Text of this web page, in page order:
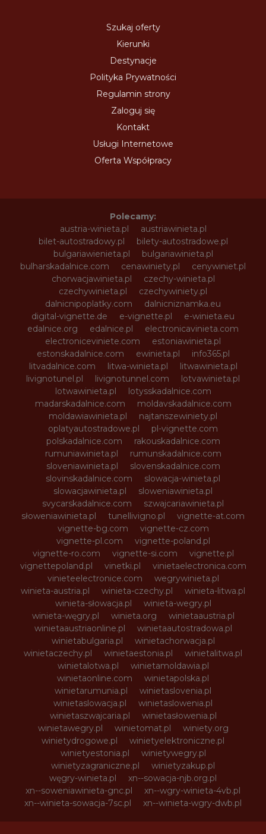
Szukaj oferty
Kierunki
Destynacje
Polityka Prywatności
Regulamin strony
Zaloguj się
Kontakt
Usługi Internetowe
Oferta Współpracy
Polecamy:
austria-winieta.pl
austriawinieta.pl
bilet-autostradowy.pl
bilety-autostradowe.pl
bulgariawienieta.pl
bulgariawinieta.pl
bulharskadalnice.com
cenawiniety.pl
cenywiniet.pl
chorwacjawinieta.pl
czechy-winieta.pl
czechywinieta.pl
czechywiniety.pl
dalnicnipoplatky.com
dalnicniznamka.eu
digital-vignette.de
e-vignette.pl
e-winieta.eu
edalnice.org
edalnice.pl
electronicavinieta.com
electroniceviniete.com
estoniawinieta.pl
estonskadalnice.com
ewinieta.pl
info365.pl
litvadalnice.com
litwa-winieta.pl
litwawinieta.pl
livignotunel.pl
livignotunnel.com
lotvawinieta.pl
lotwawinieta.pl
lotysskadalnice.com
madarskadalnice.com
moldavskadalnice.com
moldawiawinieta.pl
najtanszewiniety.pl
oplatyautostradowe.pl
pl-vignette.com
polskadalnice.com
rakouskadalnice.com
rumuniawinieta.pl
rumunskadalnice.com
sloveniawinieta.pl
slovenskadalnice.com
slovinskadalnice.com
slowacja-winieta.pl
slowacjawinieta.pl
sloweniawinieta.pl
svycarskadalnice.com
szwajcariawinieta.pl
słoweniawinieta.pl
tunellivigno.pl
vignette-at.com
vignette-bg.com
vignette-cz.com
vignette-pl.com
vignette-poland.pl
vignette-ro.com
vignette-si.com
vignette.pl
vignettepoland.pl
vinetki.pl
vinietaelectronica.com
vinieteelectronice.com
wegrywinieta.pl
winieta-austria.pl
winieta-czechy.pl
winieta-litwa.pl
winieta-słowacja.pl
winieta-wegry.pl
winieta-węgry.pl
winieta.org
winietaaustria.pl
winietaaustriaonline.pl
winietaautostradowa.pl
winietabulgaria.pl
winietachorwacja.pl
winietaczechy.pl
winietaestonia.pl
winietalitwa.pl
winietalotwa.pl
winietamoldawia.pl
winietaonline.com
winietapolska.pl
winietarumunia.pl
winietaslovenia.pl
winietaslowacja.pl
winietaslowenia.pl
winietaszwajcaria.pl
winietasłowenia.pl
winietawegry.pl
winietomat.pl
winiety.org
winietydrogowe.pl
winietyelektroniczne.pl
winietyestonia.pl
winietywegry.pl
winietyzagraniczne.pl
winietyzakup.pl
węgry-winieta.pl
xn--sowacja-njb.org.pl
xn--soweniawinieta-gnc.pl
xn--wgry-winieta-4vb.pl
xn--winieta-sowacja-7sc.pl
xn--winieta-wgry-dwb.pl